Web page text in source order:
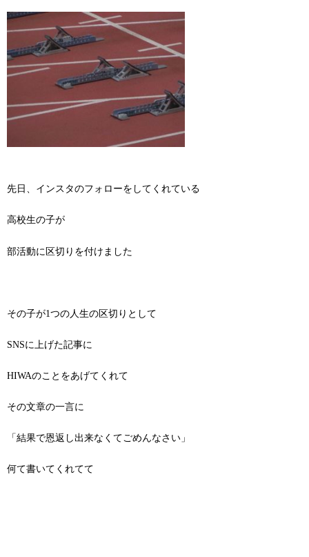
先日、インスタのフォローをしてくれている
高校生の子が
部活動に区切りを付けました
その子が1つの人生の区切りとして
SNSに上げた記事に
HIWAのことをあげてくれて
その文章の一言に
「結果で恩返し出来なくてごめんなさい」
何て書いてくれてて